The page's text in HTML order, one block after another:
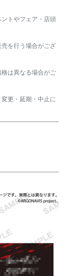
トやフェア・店頭
を行う場合がござ
は異なる場合がご
更・延期・中止に